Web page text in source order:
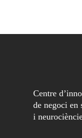
Centre
de negoci en
i